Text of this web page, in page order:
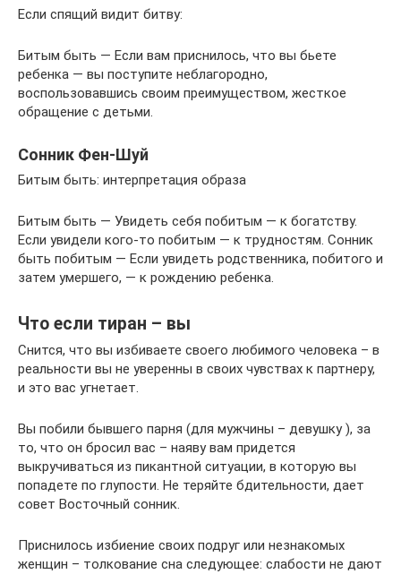
Если спящий видит битву:
Битым быть — Если вам приснилось, что вы бьете
ребенка — вы поступите неблагородно,
воспользовавшись своим преимуществом, жесткое
обращение с детьми.
Сонник Фен-Шуй
Битым быть: интерпретация образа
Битым быть — Увидеть себя побитым — к богатству.
Если увидели кого-то побитым — к трудностям. Сонник
быть побитым — Если увидеть родственника, побитого и
затем умершего, — к рождению ребенка.
Что если тиран – вы
Снится, что вы избиваете своего любимого человека – в
реальности вы не уверенны в своих чувствах к партнеру,
и это вас угнетает.
Вы побили бывшего парня (для мужчины – девушку ), за
то, что он бросил вас – наяву вам придется
выкручиваться из пикантной ситуации, в которую вы
попадете по глупости. Не теряйте бдительности, дает
совет Восточный сонник.
Приснилось избиение своих подруг или незнакомых
женщин – толкование сна следующее: слабости не дают